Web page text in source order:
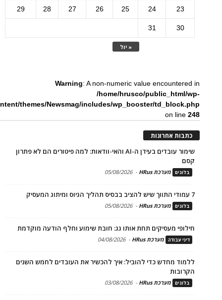
« יול
23
24
25
26
27
28
29
30
31
Warning: A non-numeric value encountered in
/home/hrusco/public_html/wp-
themes/Newsmag/includes/wp_booster/td_block.php
on line248
כתבות אחרונות
שימור עובדים בעידן ה-AI והאי-וודאות: למה פיטורים הם לא פתרון
קסם
בלוגים מערכת HRus -
05/08/2026
7 עמודי התווך שיש להציב בבסיס תהליך הגיוס ומיתוג המעסיק
בלוגים מערכת HRus -
05/08/2026
חילופי מעסיקים תחת אותו גג: חובת שימוע וחלף הודעה מוקדמת
דיני עבודה מערכת HRus -
04/08/2026
ללמוד מחדש כדי להוביל: איך להכשיר את העובדים לחמש השנים
הקרובות
בלוגים מערכת HRus -
03/08/2026